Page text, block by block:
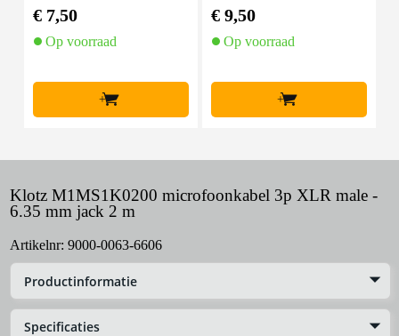
€ 7,50
Op voorraad
+
€ 9,50
Op voorraad
+
Klotz M1MS1K0200 microfoonkabel 3p XLR male -
6.35 mm jack 2 m
Artikelnr: 9000-0063-6606
Productinformatie
Specificaties